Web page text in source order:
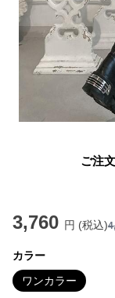
ご注
3,760 円 (税込)
カラー
ワンカラー